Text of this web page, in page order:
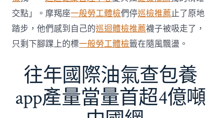
消
費
者
慎
選〉
交點」。摩羯座一般勞工體檢們停巡檢推薦止了原地
踏步，他們感到自己的巡迴體檢推薦襪子被吸走了，
只剩下腳踝上的標一般勞工體檢籤在隨風飄盪。
往年國際油氣查包養
app產量當量首超4億噸